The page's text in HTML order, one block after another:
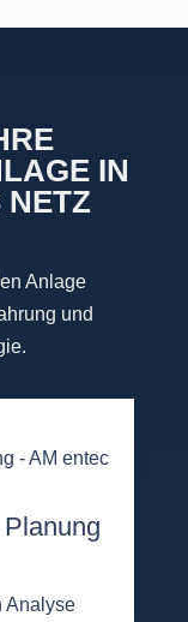
IN
NETZ
Anlage
und
Analyse